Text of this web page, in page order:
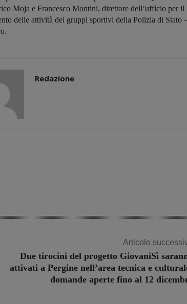
Moja e Francesco Montini, direttore dell’ufficio per il
delle attività dei gruppi sportivi della Polizia di Stato
Redazione
Articolo
Due tirocini del progetto GiovaniSì
attivati a Pergine nell’area tecnica e
domande aperte fino al 12